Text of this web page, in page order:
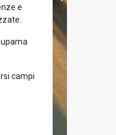
e
campi